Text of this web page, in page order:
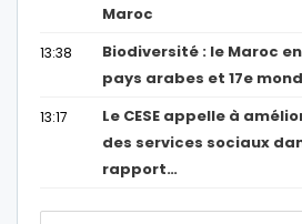
Maroc
13:38
Biodiversité : le Maroc
pays arabes et 17e
13:17
Le CESE appelle à
des services sociaux
rapport…